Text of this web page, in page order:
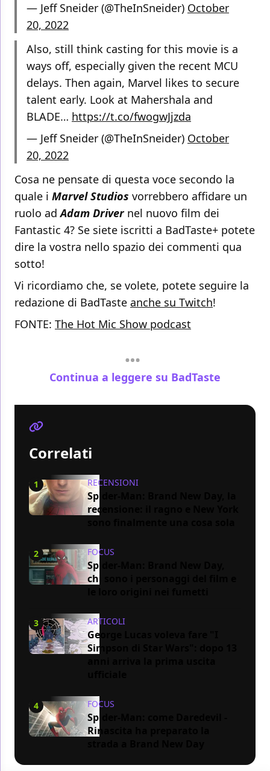
— Jeff Sneider (@TheInSneider) October
20, 2022
Also, still think casting for this movie is a
ways off, especially given the recent MCU
delays. Then again, Marvel likes to secure
talent early. Look at Mahershala and
BLADE… https://t.co/fwogwJjzda
— Jeff Sneider (@TheInSneider) October
20, 2022
Cosa ne pensate di questa voce secondo la
quale i Marvel Studios vorrebbero affidare un
ruolo adAdam Drivernel nuovo film dei
Fantastic 4? Se siete iscritti a BadTaste+ potete
dire la vostra nello spazio dei commenti qua
sotto!
Vi ricordiamo che, se volete, potete seguire la
redazione di BadTaste anche su Twitch!
FONTE: The Hot Mic Show podcast
Continua a leggere su BadTaste
Correlati
1 RECENSIONI
Spider-Man: Brand New Day, la
recensione: il ragno e New York
2 FOCUS
Spider-Man: Brand New Day,
chi sono i personaggi del film e
3 ARTICOLI
George Lucas voleva fare "I
Simpson di Star Wars": dopo 13
4 FOCUS
Spider-Man: come Daredevil -
Rinascita ha preparato la